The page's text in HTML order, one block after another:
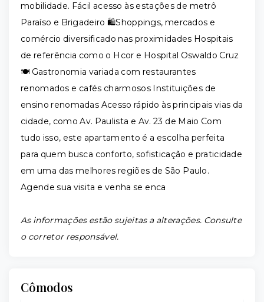
mobilidade. Fácil acesso às estações de metrô
Paraíso e Brigadeiro 🛍️Shoppings, mercados e
comércio diversificado nas proximidades Hospitais
de referência como o Hcor e Hospital Oswaldo Cruz
🍽️ Gastronomia variada com restaurantes
renomados e cafés charmosos Instituições de
ensino renomadas Acesso rápido às principais vias da
cidade, como Av. Paulista e Av. 23 de Maio Com
tudo isso, este apartamento é a escolha perfeita
para quem busca conforto, sofisticação e praticidade
em uma das melhores regiões de São Paulo.
Agende sua visita e venha se enca
As informações estão sujeitas a alterações. Consulte
o corretor responsável.
Cômodos